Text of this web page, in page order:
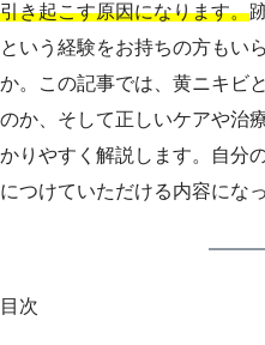
引き起こす原因になります。
という経験をお持ちの方もい
か。この記事では、黄ニキビ
のか、そして正しいケアや治
かりやすく解説します。自分
につけていただける内容にな
目次